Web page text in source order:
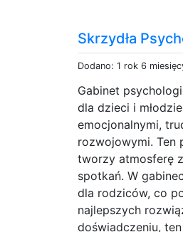
Skrzydła
Dodano: 1 rok 6
Gabinet
dla dzieci i
emocjonalnymi,
rozwojowymi. Ten
tworzy atmosferę
spotkań. W
dla rodziców, co
najlepszych
doświadczeniu,